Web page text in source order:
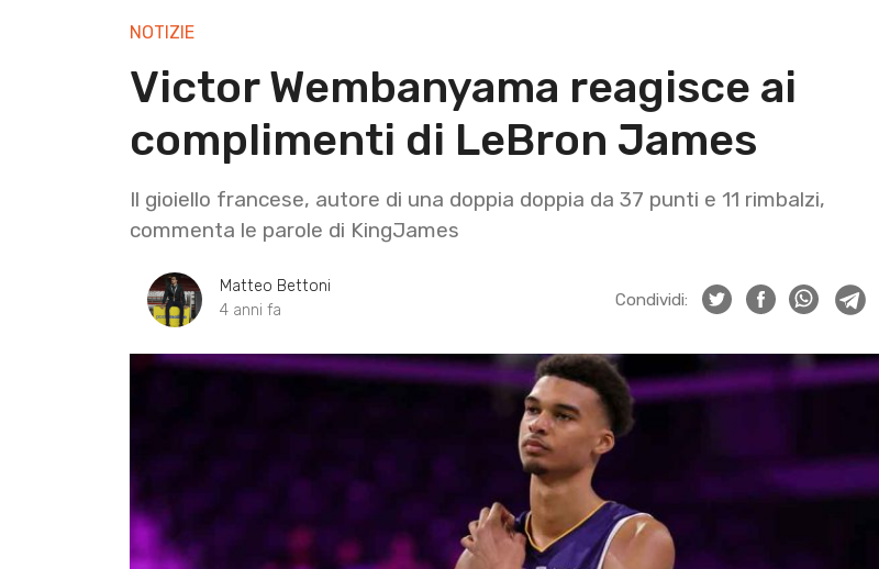
NOTIZIE
Victor Wembanyama reagisce ai
complimenti di LeBron James
Il gioiello francese, autore di una doppia doppia da 37 punti e 11 rimbalzi,
commenta le parole di KingJames
Matteo Bettoni
4 anni fa
Condividi: